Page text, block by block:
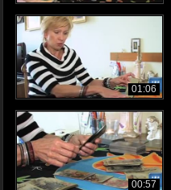
01:06
00:57